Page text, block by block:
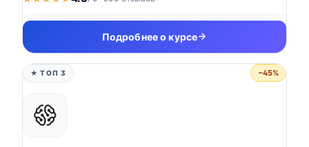
Подробнее о курсе
★ ТОП 3 −45%